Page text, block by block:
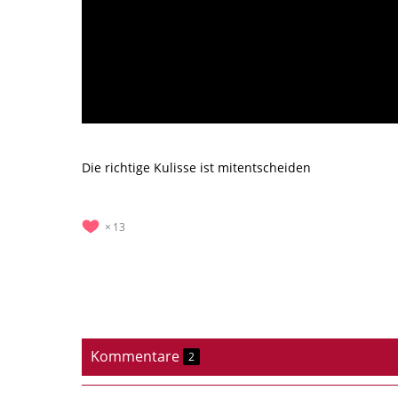
Die richtige Kulisse ist mitentscheiden
13
Kommentare 2